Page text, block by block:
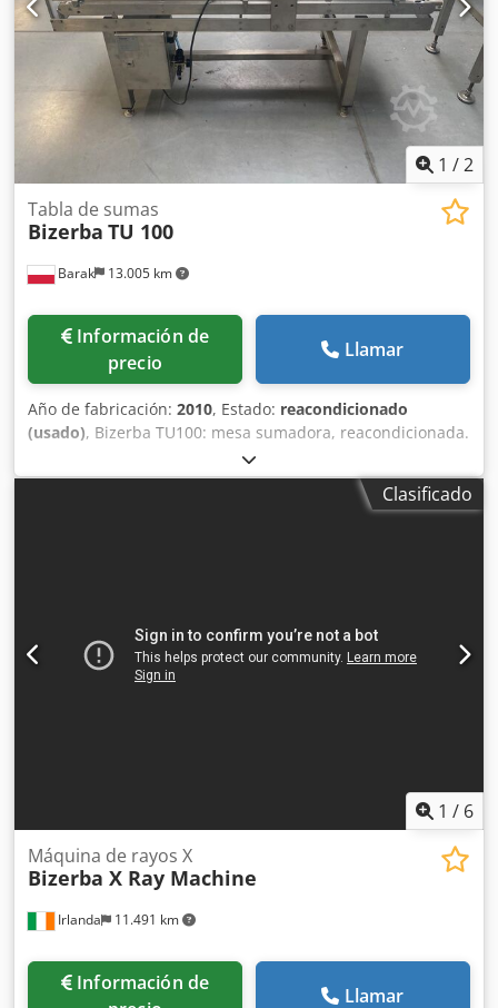
[+] CARGANDO_FUENTES [+] EURO Fondo (ESCLAVO): [+]
PIEZAS DEL CÓDIGO DE IMPRESIÓN [+] FUENTES
DESCARGABLES [+] EURO Ofrecemos una garantía de 6
meses para el dispositivo.
1 /2
Barak 13.005 km
Tabla de sumas
Bizerba TU 100
Información de
precio
Llamar
Año de fabricación: 2010, Estado: reacondicionado
(usado), Bizerba TU100: mesa sumadora, reacondicionada.
Clasificado
1 / 6
Irlanda 11.491 km
Máquina de rayos X
Bizerba X Ray Machine
Información de
Llamar